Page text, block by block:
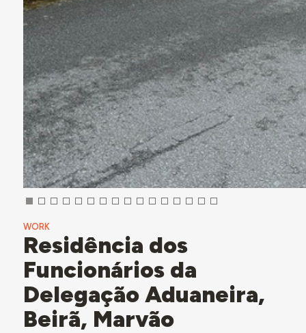
WORK
Residência dos
Funcionários da
Delegação Aduaneira,
Beirã, Marvão